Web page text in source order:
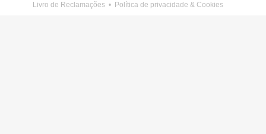
Livro de Reclamações• Política de privacidade & Cookies